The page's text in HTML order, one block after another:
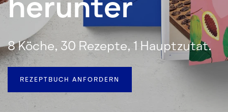
8 Köche, 30 Rezepte, 1 Hauptzutat.
REZEPTBUCH ANFORDERN